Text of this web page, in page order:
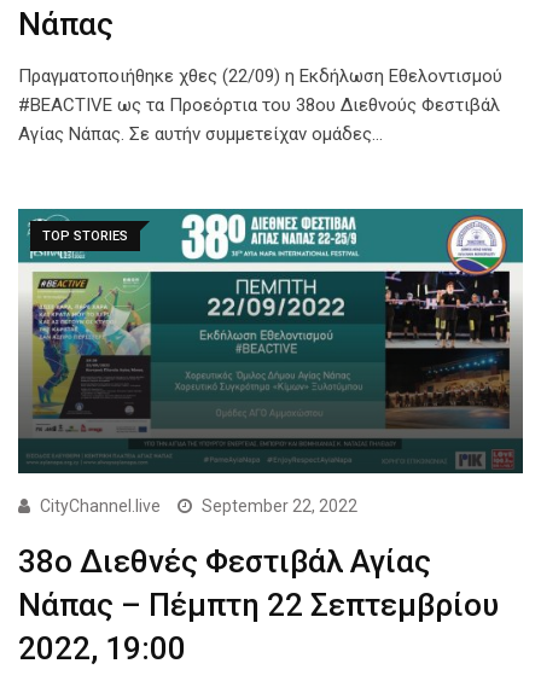
Νάπας
Πραγματοποιήθηκε χθες (22/09) η Εκδήλωση Εθελοντισμού
#BEACTIVE ως τα Προεόρτια του 38ου Διεθνούς Φεστιβάλ
Αγίας Νάπας. Σε αυτήν συμμετείχαν ομάδες…
TOP STORIES
CityChannel.live September 22, 2022
38ο Διεθνές Φεστιβάλ Αγίας
Νάπας – Πέμπτη 22 Σεπτεμβρίου
2022, 19:00